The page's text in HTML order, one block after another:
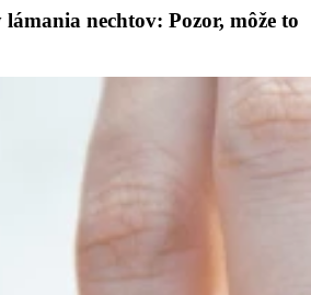
nechtov: Pozor, môže to